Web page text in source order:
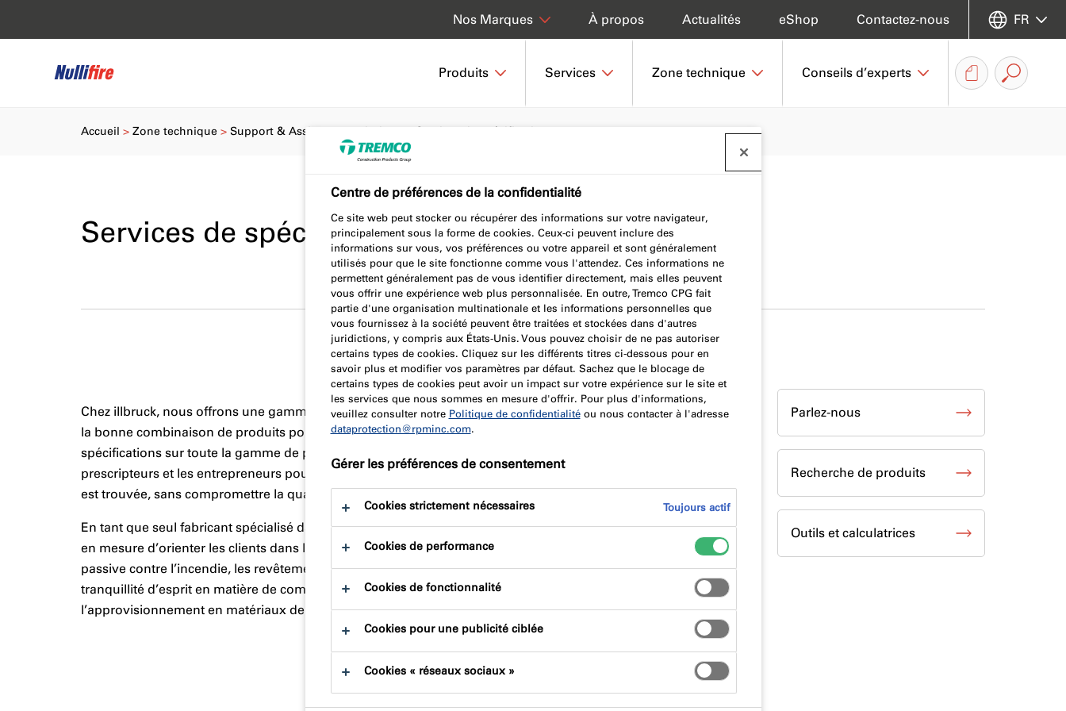
Produits Services Zone technique Conseils d’experts
À propos Actualités eShop Contactez-nous
Nos Marques FR
Services de spécification
Accueil Zone technique Support & Assistance technique Services de spécification
Chez illbruck, nous offrons une gamme de services pour aider les architectes et les prescripteurs à obtenir
la bonne combinaison de produits pour les projets à venir. Offrant un soutien technique et des
spécifications sur toute la gamme de produits, notre équipe travaillera avec les clients, les architectes, les
prescripteurs et les entrepreneurs pour s’assurer que la solution la meilleure possible et la plus rentable
est trouvée, sans compromettre la qualité ou la sécurité.
En tant que seul fabricant spécialisé dans l’enveloppe complète du bâtiment, notre équipe est également
en mesure d’orienter les clients dans la bonne direction pour les systèmes EWI et de rendu, la protection
passive contre l’incendie, les revêtements de sol et les solutions d’étanchéité. Donner aux clients la
tranquillité d’esprit en matière de compatibilité des systèmes et une source unique pour
l’approvisionnement en matériaux de construction.
Parlez-nous
Recherche de produits
Outils et calculatrices
Centre de préférences de la confidentialité
Ce site web peut stocker ou récupérer des informations sur votre navigateur,
principalement sous la forme de cookies. Ceux-ci peuvent inclure des
informations sur vous, vos préférences ou votre appareil et sont généralement
utilisés pour que le site fonctionne comme vous l'attendez. Ces informations ne
permettent généralement pas de vous identifier directement, mais elles peuvent
vous offrir une expérience web plus personnalisée. En outre, Tremco CPG fait
partie d'une organisation multinationale et les informations personnelles que
vous fournissez à la société peuvent être traitées et stockées dans d'autres
juridictions, y compris aux États-Unis. Vous pouvez choisir de ne pas autoriser
certains types de cookies. Cliquez sur les différents titres ci-dessous pour en
savoir plus et modifier vos paramètres par défaut. Sachez que le blocage de
certains types de cookies peut avoir un impact sur votre expérience sur le site et
les services que nous sommes en mesure d'offrir. Pour plus d'informations,
veuillez consulter notre Politique de confidentialitéou nous contacter à l'adresse
dataprotection@rpminc.com.
Gérer les préférences de consentement
Cookies strictement nécessaires Toujours actif
Cookies de performance
Cookies de fonctionnalité
Cookies pour une publicité ciblée
Cookies « réseaux sociaux »